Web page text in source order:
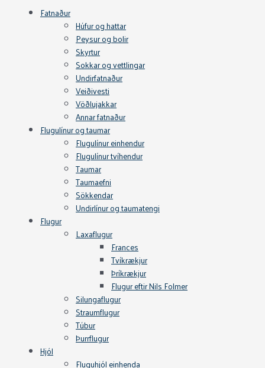
Fatnaður
Húfur og hattar
Peysur og bolir
Skyrtur
Sokkar og vettlingar
Undirfatnaður
Veiðivesti
Vöðlujakkar
Annar fatnaður
Flugulínur og taumar
Flugulínur einhendur
Flugulínur tvíhendur
Taumar
Taumaefni
Sökkendar
Undirlínur og taumatengi
Flugur
Laxaflugur
Frances
Tvíkrækjur
Þríkrækjur
Flugur eftir Nils Folmer
Silungaflugur
Straumflugur
Túbur
Þurrflugur
Hjól
Fluguhjól einhenda